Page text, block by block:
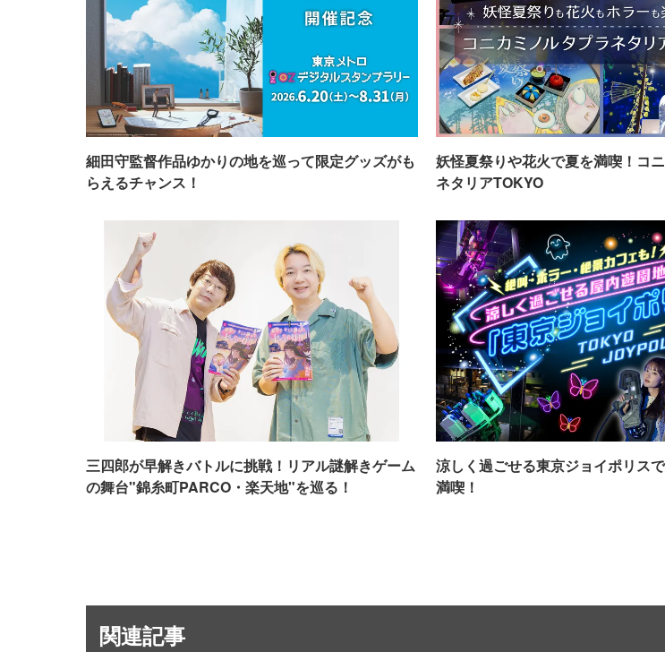
細田守監督作品ゆかりの地を巡って限定グッズがも
らえるチャンス！
妖怪夏祭りや花火で夏を満喫！コ
ネタリアTOKYO
三四郎が早解きバトルに挑戦！リアル謎解きゲーム
の舞台"錦糸町PARCO・楽天地"を巡る！
涼しく過ごせる東京ジョイポリス
満喫！
関連記事